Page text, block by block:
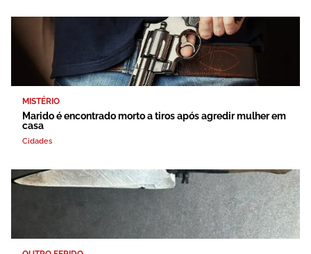
MISTÉRIO
Marido é encontrado morto a tiros após agredir mulher em
casa
Cidades